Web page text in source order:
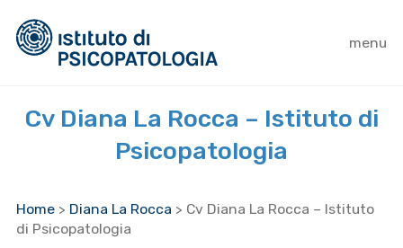
menu
Cv Diana La Rocca – Istituto di
Psicopatologia
Home > Diana La Rocca > Cv Diana La Rocca – Istituto
di Psicopatologia